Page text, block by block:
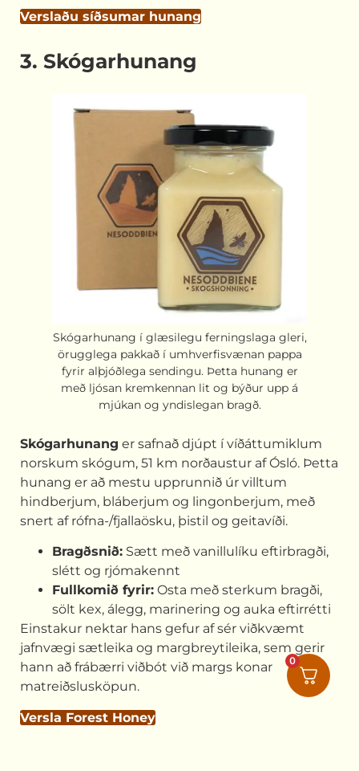
Verslaðu síðsumar hunang
3. Skógarhunang
Skógarhunang í glæsilegu ferningslaga gleri,
örugglega pakkað í umhverfisvænan pappa
fyrir alþjóðlega sendingu. Þetta hunang er
með ljósan kremkennan lit og býður upp á
mjúkan og yndislegan bragð.
Skógarhunang er safnað djúpt í víðáttumiklum
norskum skógum, 51 km norðaustur af Ósló. Þetta
hunang er að mestu upprunnið úr villtum
hindberjum, bláberjum og lingonberjum, með
snert af rófna-/fjallaösku, þistil og geitavíði.
Bragðsnið: Sætt með vanillulíku eftirbragði,
slétt og rjómakennt
Fullkomið fyrir: Osta með sterkum bragði,
sölt kex, álegg, marinering og auka eftirrétti
Einstakur nektar hans gefur af sér viðkvæmt
jafnvægi sætleika og margbreytileika, sem gerir
hann að frábærri viðbót við margs konar
matreiðslusköpun.
Versla Forest Honey
0